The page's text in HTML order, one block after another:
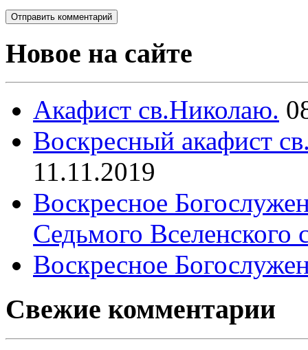
Новое на сайте
Акафист св.Николаю.
Воскресный акафист
11.11.2019
Воскресное
Седьмого Вселенского
Воскресное
Свежие комментарии